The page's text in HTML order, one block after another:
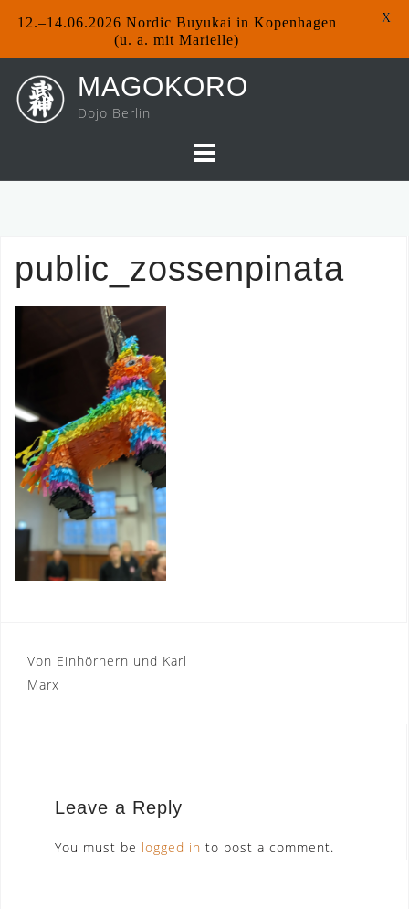
content
MAGOKORO
Dojo Berlin
public_zossenpinata
Post
navigation
Von Einhörnern und Karl
Marx
Leave a Reply
You must be logged in to post a comment.
12.–14.06.2026 Nordic Buyukai in Kopenhagen
(u. a. mit Marielle)
X